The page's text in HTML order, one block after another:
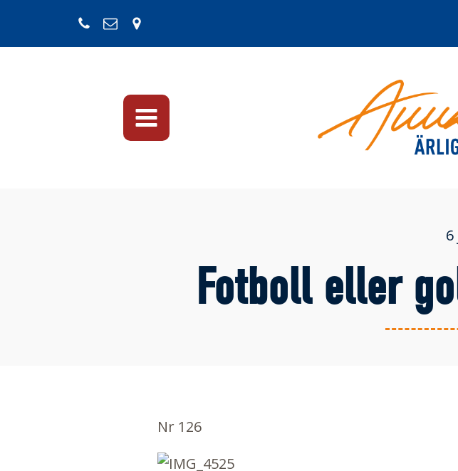
6
Fotboll eller
Nr 126